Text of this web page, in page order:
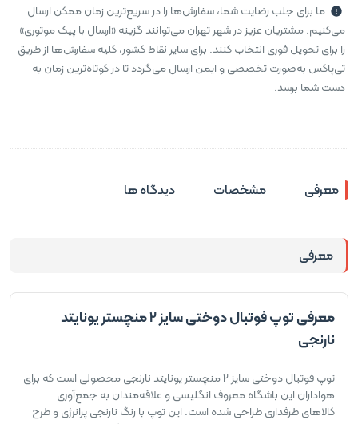
ما برای جلب رضایت شما، سفارش‌ها را در سریع‌ترین زمان ممکن ارسال
می‌کنیم. مشتریان عزیز در شهر تهران می‌توانند گزینه «ارسال با پیک موتوری»
را برای تحویل فوری انتخاب کنند. برای سایر نقاط کشور، کلیه سفارش‌ها از طریق
تی‌پاکس به‌صورت تخصصی و ایمن ارسال می‌گردد تا در کوتاه‌ترین زمان به
دست شما برسد.
معرفی مشخصات دیدگاه ها
معرفی
معرفی توپ فوتبال دوختی سایز 2 منچستر یونایتد
نارنجی
توپ فوتبال دوختی سایز 2 منچستر یونایتد نارنجی محصولی است که برای
هواداران این باشگاه معروف انگلیسی و علاقه‌مندان به جمع‌آوری
کالاهای طرفداری طراحی شده است. این توپ با رنگ نارنجی پرانرژی و طرح